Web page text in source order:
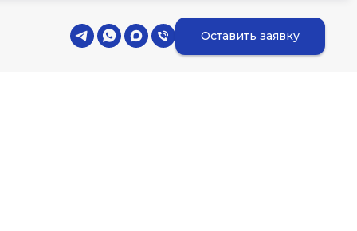
Оставить заявку